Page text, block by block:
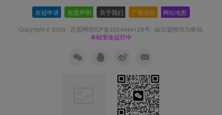
友链申请 免责声明 关于我们 广告合作 网站地图
Copyright © 2023 · 百盟网琼ICP备2024044128号 · 由百盟网强力驱动.
本站安全运行中